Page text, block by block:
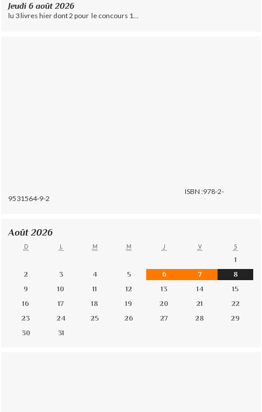
Jeudi 6 août 2026
lu 3 livres hier dont 2 pour le concours 1...
ISBN :978-2-
9531564-9-2
Août 2026
D L M M J V S
1
2
3 4 5 6 7
8
9
10 11 12 13 14
15
16
17 18 19 20 21
22
23
24 25 26 27 28
29
30
31